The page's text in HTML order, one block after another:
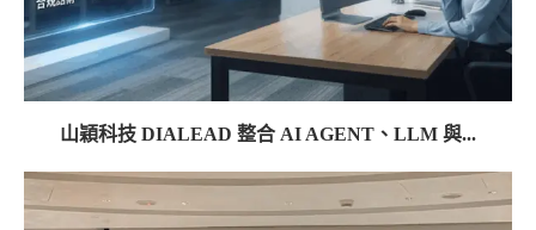
山穎科技 DIALEAD 整合 AI AGENT、LLM 與...